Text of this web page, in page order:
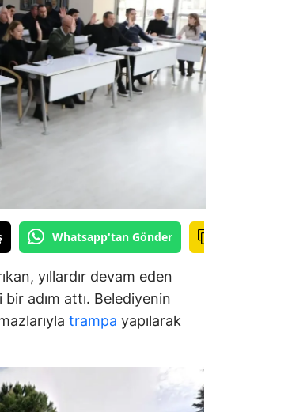
Whatsapp'tan Gönder
yıllardır devam eden
adım attı. Belediyenin
trampa yapılarak